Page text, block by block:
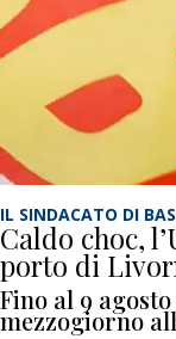
IL SINDACATO DI
Caldo choc,
porto di
Fino al 9
mezzogiorno